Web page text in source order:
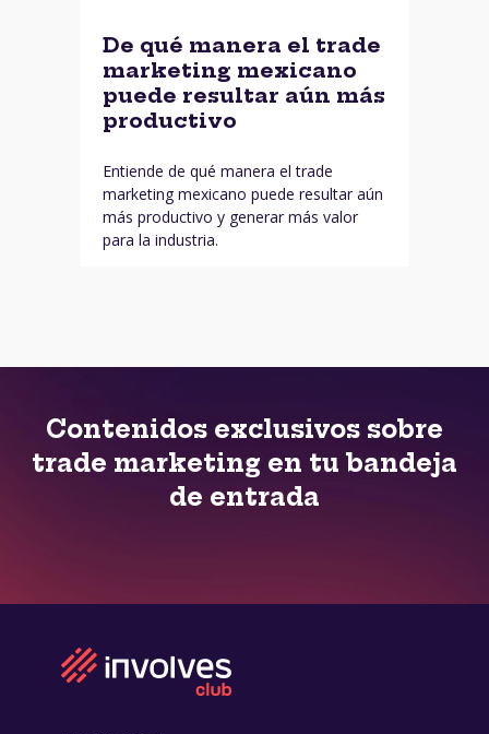
De qué manera el trade
marketing mexicano
puede resultar aún más
productivo
Entiende de qué manera el trade
marketing mexicano puede resultar aún
más productivo y generar más valor
para la industria.
Contenidos exclusivos sobre
trade marketing en tu bandeja
de entrada